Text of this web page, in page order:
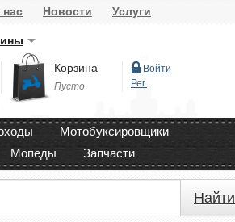
Новости Услуги
Корзина
Пусто
Войти
Рег.
Мотобуксировщики
Мопеды Запчасти
Найти